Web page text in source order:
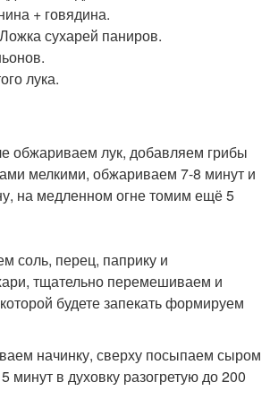
+ говядина.
сухарей паниров.
лука.
обжариваем лук, добавляем грибы
мелкими, обжариваем 7-8 минут и
на медленном огне томим ещё 5
соль, перец, паприку и
тщательно перемешиваем и
будете запекать формируем
начинку, сверху посыпаем сыром
минут в духовку разогретую до 200